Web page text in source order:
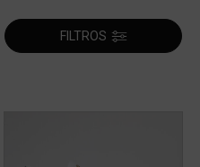
FILTROS